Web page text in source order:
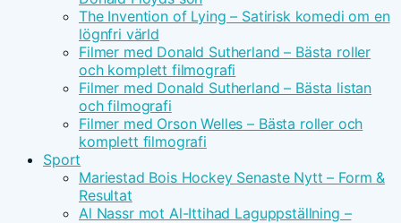
The Invention of Lying – Satirisk komedi om en
lögnfri värld
Filmer med Donald Sutherland – Bästa roller
och komplett filmografi
Filmer med Donald Sutherland – Bästa listan
och filmografi
Filmer med Orson Welles – Bästa roller och
komplett filmografi
Sport
Mariestad Bois Hockey Senaste Nytt – Form &
Resultat
Al Nassr mot Al-Ittihad Laguppställning –